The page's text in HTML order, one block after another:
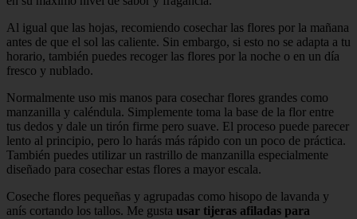
Al igual que las hojas, recomiendo cosechar las flores por la mañana
antes de que el sol las caliente. Sin embargo, si esto no se adapta a tu
horario, también puedes recoger las flores por la noche o en un día
fresco y nublado.
Normalmente uso mis manos para cosechar flores grandes como
manzanilla y caléndula. Simplemente toma la base de la flor entre
tus dedos y dale un tirón firme pero suave. El proceso puede parecer
lento al principio, pero lo harás más rápido con un poco de práctica.
También puedes utilizar un rastrillo de manzanilla especialmente
diseñado para cosechar estas flores a mayor escala.
Coseche flores pequeñas y agrupadas como hisopo de lavanda y
anís cortando los tallos. Me gusta usar tijeras afiladas para